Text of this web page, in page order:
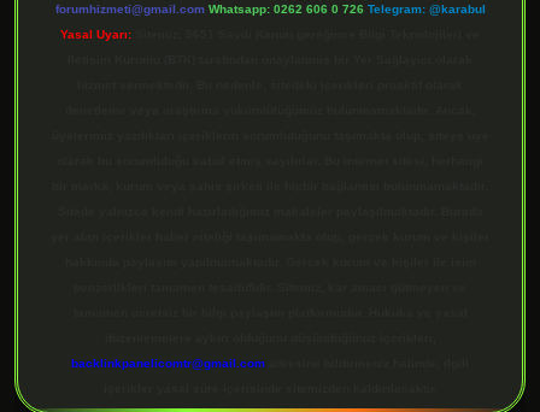
forumhizmeti@gmail.com Whatsapp: 0262 606 0 726 Telegram: @karabul
Yasal Uyarı:
backlinkpanelicomtr@gmail.com